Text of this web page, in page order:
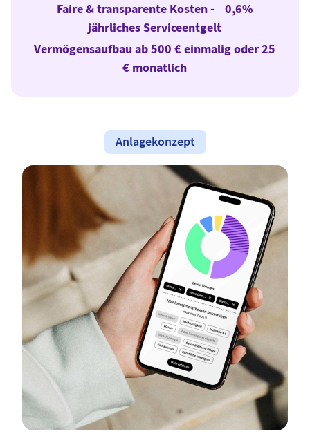
Faire & transparente Kosten - 0,6%
jährliches Serviceentgelt
Vermögensaufbau ab 500 € einmalig oder 25
€ monatlich
Anlagekonzept